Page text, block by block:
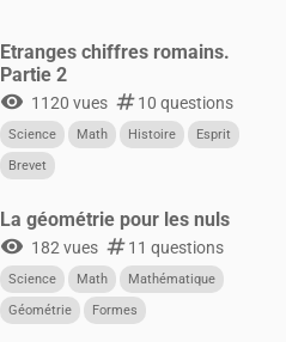
Etranges chiffres romains.
Partie 2
visibility 1120 vues numbers10 questions
Science Math Histoire
Esprit
Brevet
La géométrie pour les nuls
visibility 182 vues numbers11 questions
Science Math
Mathématique
Géométrie
Formes